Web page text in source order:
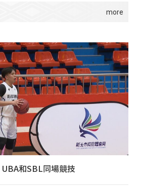
和SBL同場競技